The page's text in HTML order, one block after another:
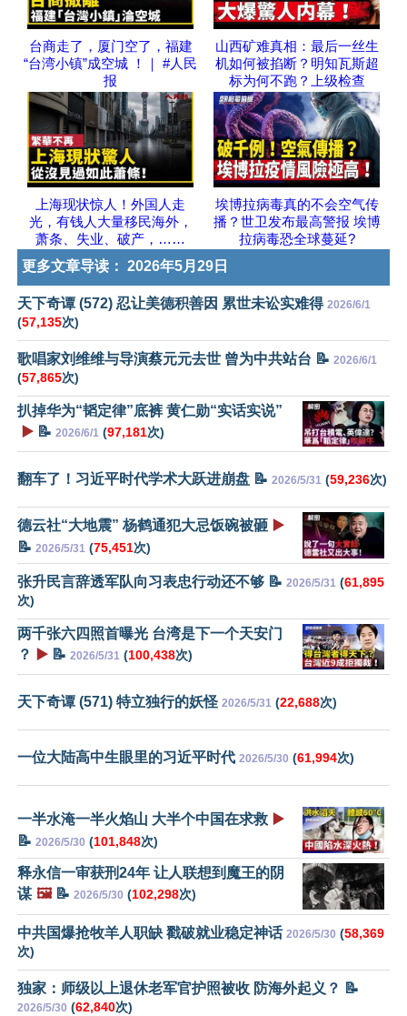
台商走了，厦门空了，福建
“台湾小镇”成空城 ！｜ #人民
报
山西矿难真相：最后一丝生
机如何被掐断？明知瓦斯超
标为何不跑？上级检查
上海现状惊人！外国人走
光，有钱人大量移民海外，
萧条、失业、破产，……
埃博拉病毒真的不会空气传
播？世卫发布最高警报 埃博
拉病毒恐全球蔓延?
更多文章导读： 2026年5月29日
天下奇谭 (572) 忍让美德积善因 累世未讼实难得 2026/6/1
(57,135次)
歌唱家刘维维与导演蔡元元去世 曾为中共站台 📝 2026/6/1
(57,865次)
扒掉华为“韬定律”底裤 黄仁勋“实话实说”
▶️ 📝 2026/6/1 (97,181次)
翻车了！习近平时代学术大跃进崩盘 📝 2026/5/31 (59,236次)
德云社“大地震” 杨鹤通犯大忌饭碗被砸 ▶️
📝 2026/5/31 (75,451次)
张升民言辞透军队向习表忠行动还不够 📝 2026/5/31 (61,895
次)
两千张六四照首曝光 台湾是下一个天安门
？
▶️ 📝 2026/5/31 (100,438次)
天下奇谭 (571) 特立独行的妖怪 2026/5/31 (22,688次)
一位大陆高中生眼里的习近平时代 2026/5/30 (61,994次)
一半水淹一半火焰山 大半个中国在求救 ▶️
📝 2026/5/30 (101,848次)
释永信一审获刑24年 让人联想到魔王的阴
谋 🖼️📝 2026/5/30 (102,298次)
中共国爆抢牧羊人职缺 戳破就业稳定神话 2026/5/30 (58,369
次)
独家：师级以上退休老军官护照被收 防海外起义？ 📝
2026/5/30 (62,840次)